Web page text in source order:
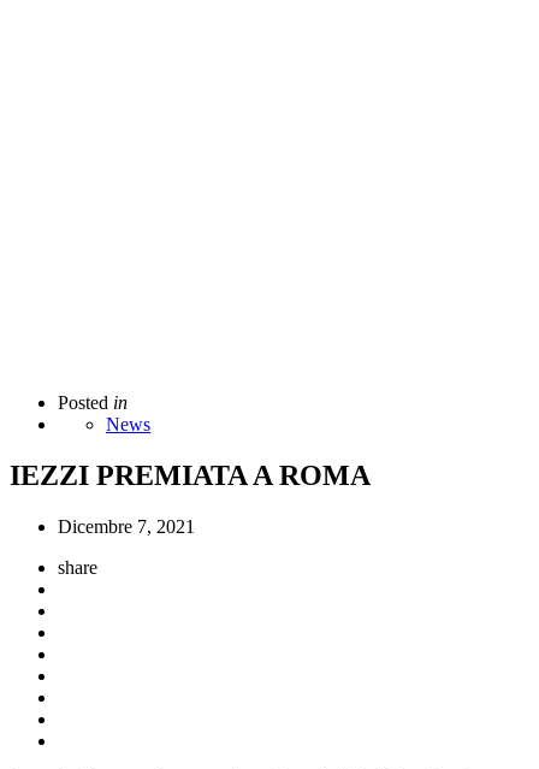
Posted in
News
IEZZI PREMIATA A ROMA
Dicembre 7, 2021
share